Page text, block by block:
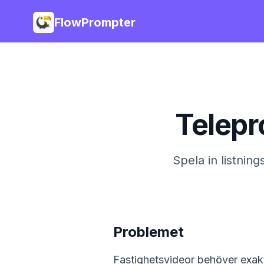
FlowPrompter
Spela in
Problemet
Fastighetsvideor behöver